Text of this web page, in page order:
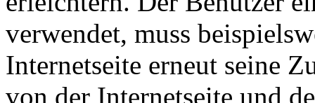
verwendet, muss
Internetseite erneut seine
von der Internetseite und